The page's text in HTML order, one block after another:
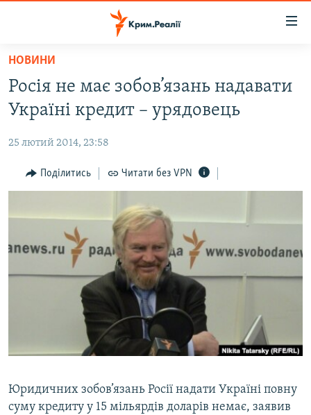
Перейти
основного
матеріалу
Перейти
до
навігації
Перейти
ВІДЕО ТА ФОТО
ПОЛІТИКА
БЛОГИ
ІНТЕРВ'Ю
ВСЕ ЗА ДЕНЬ
СПЕЦПРОЕКТИ
ВІДЕОУРОКИ «ELIFBE»
СВІДЧЕННЯ ОКУПАЦІЇ
ЯК ОБІЙТИ БЛОКУВАННЯ
Qırımtatar
ДОЛУЧАЙСЯ!
НОВИНИ
Росія не має зобов’язань надавати
Україні кредит – урядовець
25 лютий 2014, 23:58
Поділитись Читати без VPN
Юридичних зобов’язань Росії надати Україні повну
суму кредиту у 15 мільярдів доларів немає, заявив